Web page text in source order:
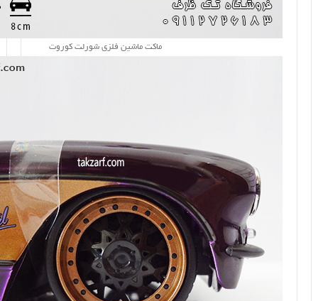
ماکت ماشین فلزی شورلت کوروت